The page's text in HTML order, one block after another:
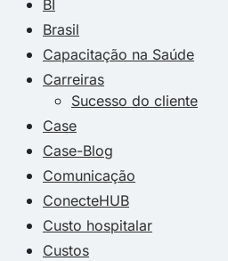
BI
Brasil
Capacitação na Saúde
Carreiras
Sucesso do cliente
Case
Case-Blog
Comunicação
ConecteHUB
Custo hospitalar
Custos